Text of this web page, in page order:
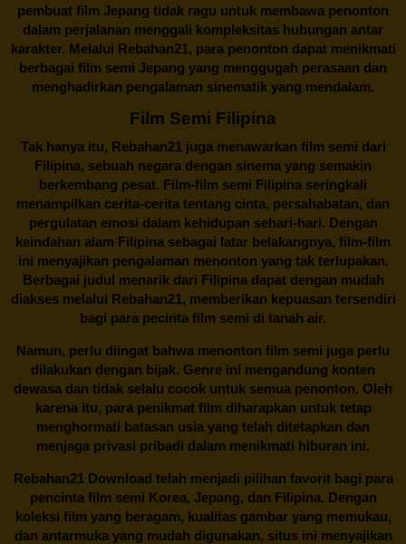
pembuat film Jepang tidak ragu untuk membawa penonton
dalam perjalanan menggali kompleksitas hubungan antar
karakter. Melalui Rebahan21, para penonton dapat menikmati
berbagai film semi Jepang yang menggugah perasaan dan
menghadirkan pengalaman sinematik yang mendalam.
Film Semi Filipina
Tak hanya itu, Rebahan21juga menawarkan film semi dari
Filipina, sebuah negara dengan sinema yang semakin
berkembang pesat. Film-film semi Filipina seringkali
menampilkan cerita-cerita tentang cinta, persahabatan, dan
pergulatan emosi dalam kehidupan sehari-hari. Dengan
keindahan alam Filipina sebagai latar belakangnya, film-film
ini menyajikan pengalaman menonton yang tak terlupakan.
Berbagai judul menarik dari Filipina dapat dengan mudah
diakses melalui Rebahan21, memberikan kepuasan tersendiri
bagi para pecinta film semi di tanah air.
Namun, perlu diingat bahwa menonton film semi juga perlu
dilakukan dengan bijak. Genre ini mengandung konten
dewasa dan tidak selalu cocok untuk semua penonton. Oleh
karena itu, para penikmat film diharapkan untuk tetap
menghormati batasan usia yang telah ditetapkan dan
menjaga privasi pribadi dalam menikmati hiburan ini.
Rebahan21Download telah menjadi pilihan favorit bagi para
pencinta film semi Korea, Jepang, dan Filipina. Dengan
koleksi film yang beragam, kualitas gambar yang memukau,
dan antarmuka yang mudah digunakan, situs ini menyajikan